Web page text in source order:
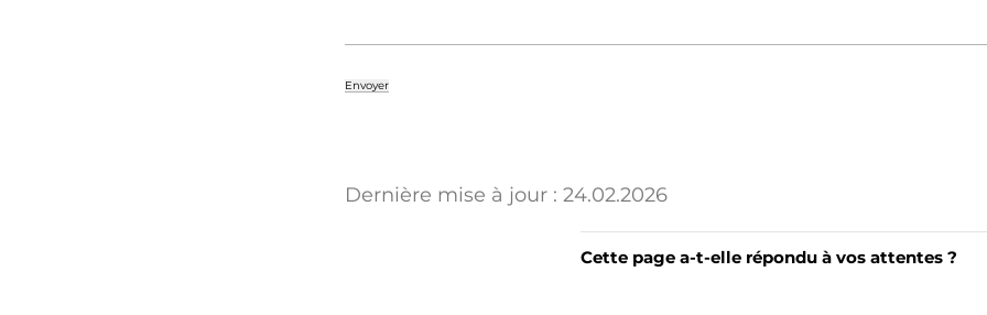
Dernière mise à jour : 24.02.2026
Cette page a-t-elle répondu à vos attentes ?